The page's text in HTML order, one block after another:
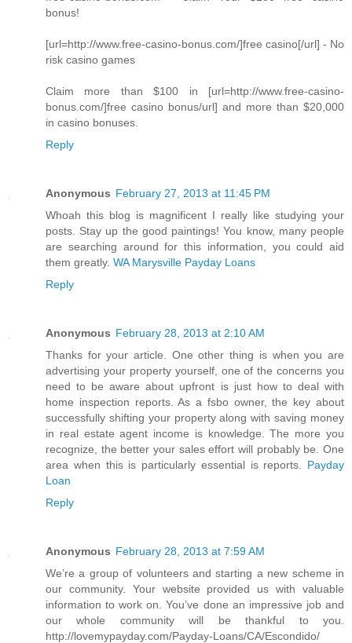
bonus!
[url=http://www.free-casino-bonus.com/]free casino[/url] - No
risk casino games
Claim more than $100 in [url=http://www.free-casino-
bonus.com/]free casino bonus/url] and more than $20,000
in casino bonuses.
Reply
Anonymous February 27, 2013 at 11:45 PM
Whoah this blog is magnificent I really like studying your
posts. Stay up the good paintings! You know, many people
are searching around for this information, you could aid
them greatly. WA Marysville Payday Loans
Reply
Anonymous February 28, 2013 at 2:10 AM
Thanks for your article. One other thing is when you are
advertising your property yourself, one of the concerns you
need to be aware about upfront is just how to deal with
home inspection reports. As a fsbo owner, the key about
successfully shifting your property along with saving money
in real estate agent income is knowledge. The more you
recognize, the better your sales effort will probably be. One
area when this is particularly essential is reports. Payday
Loan
Reply
Anonymous February 28, 2013 at 7:59 AM
We’re a group of volunteers and starting a new scheme in
our community. Your website provided us with valuable
information to work on. You’ve done an impressive job and
our whole community will be thankful to you.
http://lovemypayday.com/Payday-Loans/CA/Escondido/